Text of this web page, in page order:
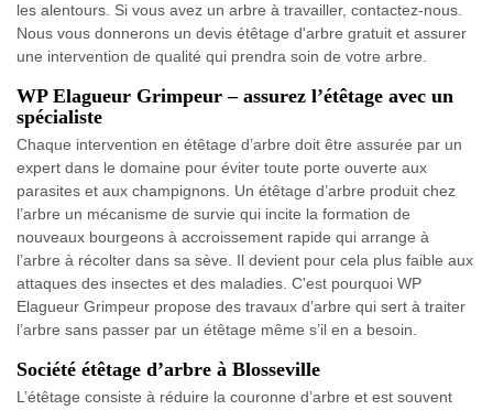
les alentours. Si vous avez un arbre à travailler, contactez-nous.
Nous vous donnerons un devis étêtage d'arbre gratuit et assurer
une intervention de qualité qui prendra soin de votre arbre.
WP Elagueur Grimpeur – assurez l’étêtage avec un
spécialiste
Chaque intervention en étêtage d’arbre doit être assurée par un
expert dans le domaine pour éviter toute porte ouverte aux
parasites et aux champignons. Un étêtage d’arbre produit chez
l’arbre un mécanisme de survie qui incite la formation de
nouveaux bourgeons à accroissement rapide qui arrange à
l’arbre à récolter dans sa sève. Il devient pour cela plus faible aux
attaques des insectes et des maladies. C'est pourquoi WP
Elagueur Grimpeur propose des travaux d’arbre qui sert à traiter
l’arbre sans passer par un étêtage même s’il en a besoin.
Société étêtage d’arbre à Blosseville
L’étêtage consiste à réduire la couronne d’arbre et est souvent